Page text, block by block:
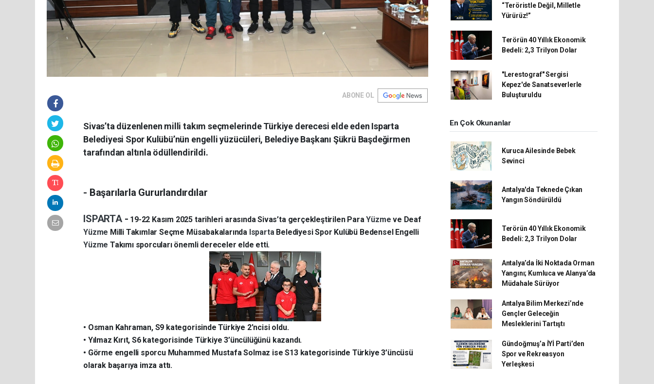
ABONE OL
Sivas’ta düzenlenen milli takım seçmelerinde Türkiye derecesi elde eden Isparta
Belediyesi Spor Kulübü’nün engelli yüzücüleri, Belediye Başkanı Şükrü Başdeğirmen
tarafından altınla ödüllendirildi.
- Başarılarla Gururlandırdılar
ISPARTA - 19-22 Kasım 2025 tarihleri arasında Sivas’ta gerçekleştirilen ParaYüzmeve Deaf
Yüzme Milli Takımlar Seçme Müsabakalarında Isparta Belediyesi Spor Kulübü Bedensel Engelli
Yüzme Takımı sporcuları önemli dereceler elde etti.
• Osman Kahraman, S9 kategorisinde Türkiye 2’ncisi oldu.
• Yılmaz Kırıt, S6 kategorisinde Türkiye 3’üncülüğünü kazandı.
• Görme engelli sporcu Muhammed Mustafa Solmaz ise S13 kategorisinde Türkiye 3’üncüsü
olarak başarıya imza attı.
“Teröristle Değil, Milletle
Yürürüz!”
Terörün 40 Yıllık Ekonomik
Bedeli: 2,3 Trilyon Dolar
"Lerestograf" Sergisi
Kepez'de Sanatseverlerle
Buluşturuldu
En Çok Okunanlar
Kuruca Ailesinde Bebek
Sevinci
Antalya'da Teknede Çıkan
Yangın Söndürüldü
Terörün 40 Yıllık Ekonomik
Bedeli: 2,3 Trilyon Dolar
Antalya’da İki Noktada Orman
Yangını; Kumluca ve Alanya’da
Müdahale Sürüyor
Antalya Bilim Merkezi’nde
Gençler Geleceğin
Mesleklerini Tartıştı
Gündoğmuş’a İYİ Parti’den
Spor ve Rekreasyon
Yerleşkesi